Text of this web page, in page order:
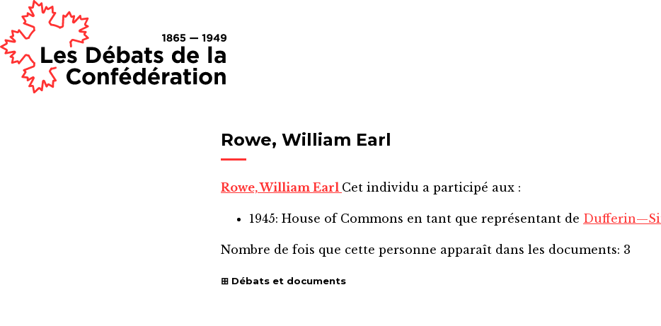
Rowe, William Earl
Rowe, William Earl Cet individu a participé aux :
1945: House of Commons en tant que représentant de
Nombre de fois que cette personne apparaît dans les documents: 3
Débats et documents